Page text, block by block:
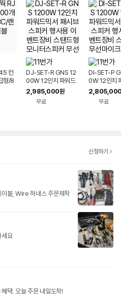
컨
형/8
블
DJ-SET-R GNS 12
00W 12인치 파워드
믹서 패시브스피커 행
사용 이벤트장비 스탠
드형 모니터스피커 무
2,985,000원
무료
DI-SET-P
0W 12인치
서 패시브스
용 이벤트장
형 무선마이
무료
신청하기
이블, Wire 하네스 주문제작
세요
택, 오늘 주문 내일도착!